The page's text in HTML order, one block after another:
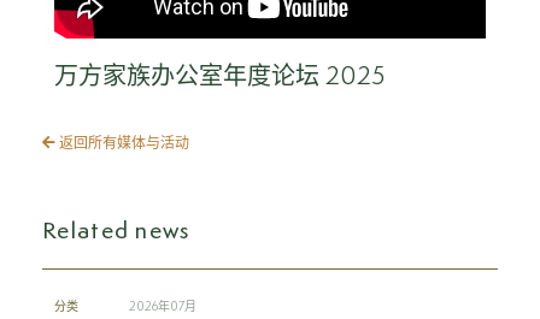
万方家族办公室年度论坛 2025
返回所有媒体与活动
Related news
分类 2026年07月